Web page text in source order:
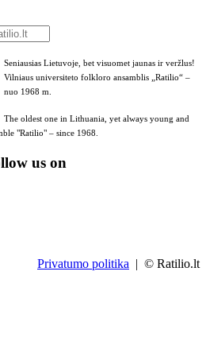
Seniausias Lietuvoje, bet visuomet jaunas ir veržlus!
Vilniaus universiteto folkloro ansamblis „Ratilio“ –
nuo 1968 m.
The oldest one in Lithuania, yet always young and
"Ratilio" – since 1968.
us on
Privatumo politika | © Ratilio.lt